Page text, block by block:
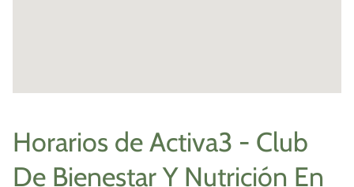
Horarios de Activa3 - Club
De Bienestar Y Nutrición En